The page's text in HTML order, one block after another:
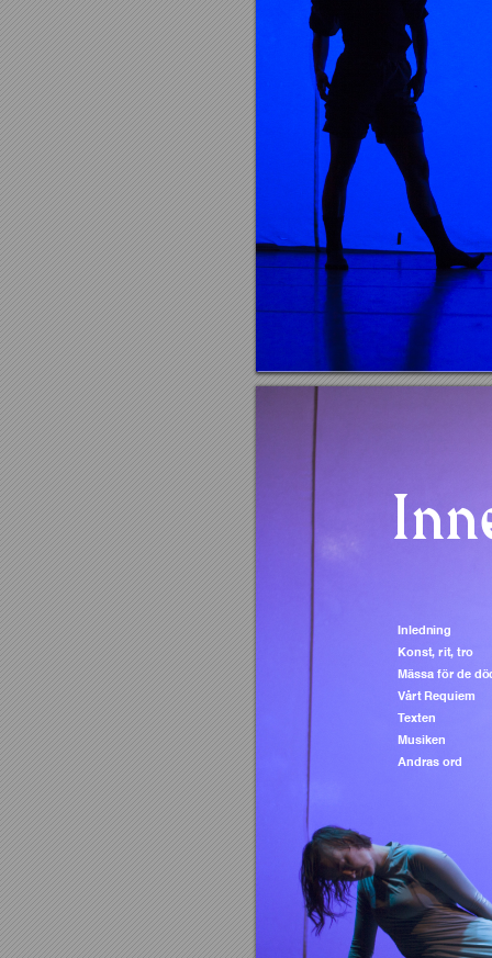
Inledning
Konst, rit, tro
Mässa för de
Vårt Requiem
Texten
Musiken
Andras ord